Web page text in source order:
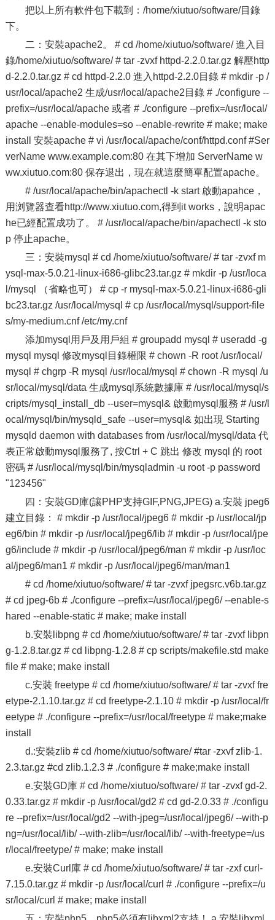
把以上所有軟件包下載到：/home/xiutuo/software/目錄
下。
二：安裝apache2。 # cd /home/xiutuo/software/ 進入目
錄/home/xiutuo/software/ # tar -zvxf httpd-2.2.0.tar.gz 解壓http
d-2.2.0.tar.gz # cd httpd-2.2.0 進入httpd-2.2.0目錄 # mkdir -p /
usr/local/apache2 生成/usr/local/apache2目錄 # ./configure --
prefix=/usr/local/apache 或者 # ./configure --prefix=/usr/local/
apache --enable-modules=so --enable-rewrite # make; make
install 安裝apache # vi /usr/local/apache/conf/httpd.conf #Ser
verName www.example.com:80 在其下增加 ServerName w
ww.xiutuo.com:80 保存退出，現在就這麼簡單配置apache。
# /usr/local/apache/bin/apachectl -k start 啟動apahce，
用浏覽器查看http://www.xiutuo.com,得到it works，說明apac
he已經配置成功了。 # /usr/local/apache/bin/apachectl -k sto
p 停止apache。
三：安裝mysql # cd /home/xiutuo/software/ # tar -zvxf m
ysql-max-5.0.21-linux-i686-glibc23.tar.gz # mkdir -p /usr/loca
l/mysql （省略也可） # cp -r mysql-max-5.0.21-linux-i686-gli
bc23.tar.gz /usr/local/mysql # cp /usr/local/mysql/support-file
s/my-medium.cnf /etc/my.cnf
添加mysql用戶及用戶組 # groupadd mysql # useradd -g
mysql mysql 修改mysql目錄權限 # chown -R root /usr/local/
mysql # chgrp -R mysql /usr/local/mysql # chown -R mysql /u
sr/local/mysql/data 生成mysql系統數據庫 # /usr/local/mysql/s
cripts/mysql_install_db --user=mysql& 啟動mysql服務 # /usr/l
ocal/mysql/bin/mysqld_safe --user=mysql& 如出現 Starting
mysqld daemon with databases from /usr/local/mysql/data 代
表正常啟動mysql服務了, 按Ctrl + C 跳出 修改 mysql 的 root
密碼 # /usr/local/mysql/bin/mysqladmin -u root -p password
"123456"
四：安裝GD庫(讓PHP支持GIF,PNG,JPEG) a.安裝 jpeg6
建立目錄： # mkdir -p /usr/local/jpeg6 # mkdir -p /usr/local/jp
eg6/bin # mkdir -p /usr/local/jpeg6/lib # mkdir -p /usr/local/jpe
g6/include # mkdir -p /usr/local/jpeg6/man # mkdir -p /usr/loc
al/jpeg6/man1 # mkdir -p /usr/local/jpeg6/man/man1
# cd /home/xiutuo/software/ # tar -zvxf jpegsrc.v6b.tar.gz
# cd jpeg-6b # ./configure --prefix=/usr/local/jpeg6/ --enable-s
hared --enable-static # make; make install
b.安裝libpng # cd /home/xiutuo/software/ # tar -zvxf libpn
g-1.2.8.tar.gz # cd libpng-1.2.8 # cp scripts/makefile.std make
file # make; make install
c.安裝 freetype # cd /home/xiutuo/software/ # tar -zvxf fre
etype-2.1.10.tar.gz # cd freetype-2.1.10 # mkdir -p /usr/local/fr
eetype # ./configure --prefix=/usr/local/freetype # make;make
install
d.:安裝zlib # cd /home/xiutuo/software/ #tar -zxvf zlib-1.
2.3.tar.gz #cd zlib.1.2.3 # ./configure # make;make install
e.安裝GD庫 # cd /home/xiutuo/software/ # tar -zvxf gd-2.
0.33.tar.gz # mkdir -p /usr/local/gd2 # cd gd-2.0.33 # ./configu
re --prefix=/usr/local/gd2 --with-jpeg=/usr/local/jpeg6/ --with-p
ng=/usr/local/lib/ --with-zlib=/usr/local/lib/ --with-freetype=/us
r/local/freetype/ # make; make install
e.安裝Curl庫 # cd /home/xiutuo/software/ # tar -zxf curl-
7.15.0.tar.gz # mkdir -p /usr/local/curl # ./configure --prefix=/u
sr/local/curl # make; make install